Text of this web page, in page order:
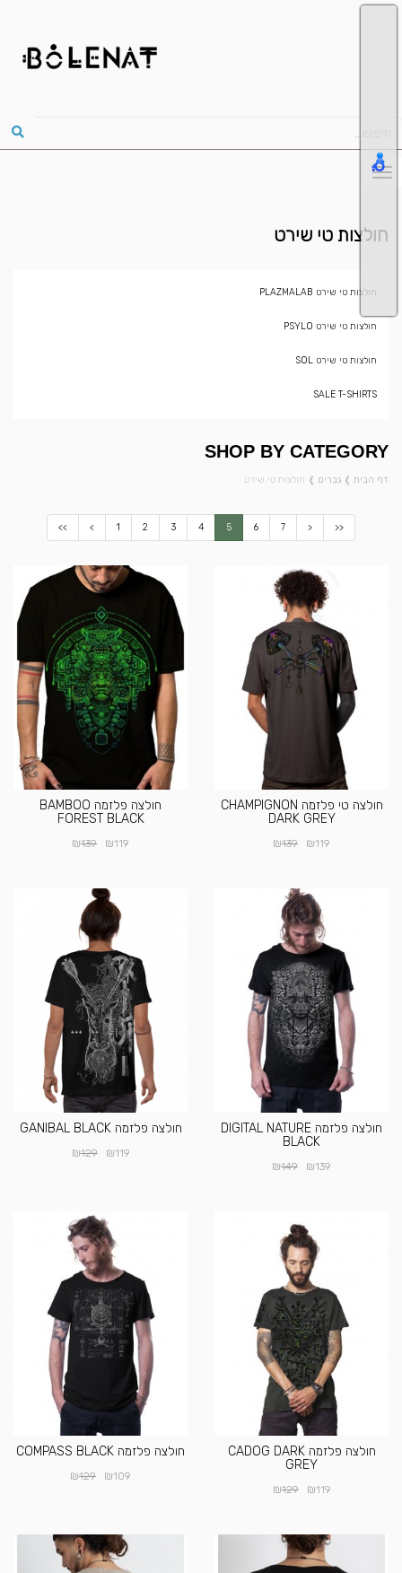
חולצות טי שירט
חולצות טי שירט PLAZMALAB
חולצות טי שירט PSYLO
חולצות טי שירט SOL
SALE T-SHIRTS
SHOP BY CATEGORY
דף הבית ❱ גברים ❱ חולצות טי שירט
<< < 1 2 3 4 5 6 7 > >>
חולצה טי פלזמה CHAMPIGNON
DARK GREY
₪119
₪139
חולצה פלזמה BAMBOO
FOREST BLACK
₪119
₪139
חולצה פלזמה DIGITAL NATURE
BLACK
₪139
₪149
חולצה פלזמה GANIBAL BLACK
₪119
₪129
חולצה פלזמה CADOG DARK
GREY
₪119
₪129
חולצה פלזמה COMPASS BLACK
₪109
₪129